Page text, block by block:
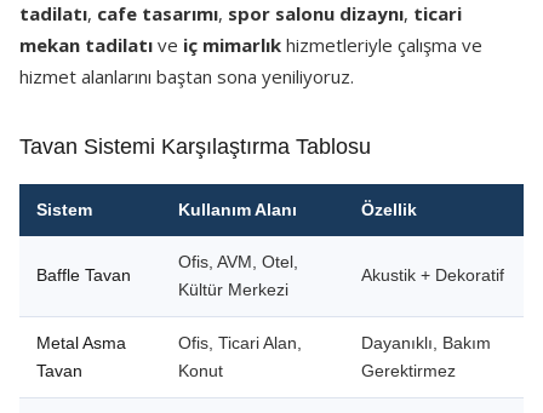
tadilatı, cafe tasarımı, spor salonu dizaynı, ticari
mekan tadilatı ve iç mimarlık hizmetleriyle çalışma ve
hizmet alanlarını baştan sona yeniliyoruz.
Tavan Sistemi Karşılaştırma Tablosu
Sistem Kullanım Alanı Özellik
Baffle Tavan
Ofis, AVM, Otel,
Kültür Merkezi
Akustik + Dekoratif
Metal Asma
Tavan
Ofis, Ticari Alan,
Konut
Dayanıklı, Bakım
Gerektirmez